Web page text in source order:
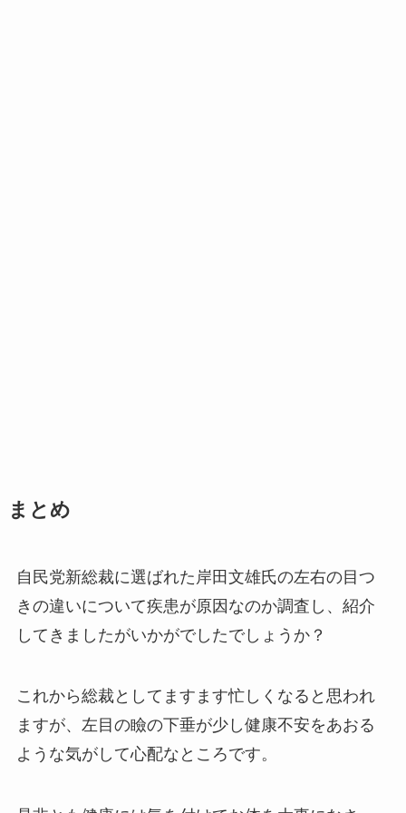
まとめ
自民党新総裁に選ばれた岸田文雄氏の左右の目つ
きの違いについて疾患が原因なのか調査し、紹介
してきましたがいかがでしたでしょうか？
これから総裁としてますます忙しくなると思われ
ますが、左目の瞼の下垂が少し健康不安をあおる
ような気がして心配なところです。